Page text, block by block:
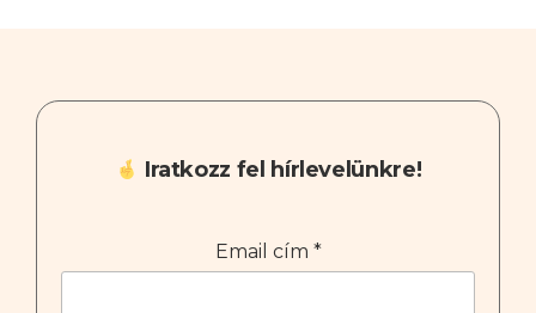
Iratkozz fel hírlevelünkre!
Email cím *